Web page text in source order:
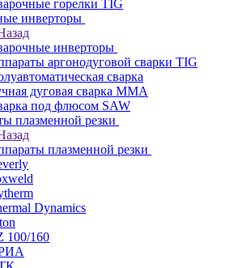
горелки TIG
инверторы
инверторы
аргонодуговой сварки TIG
сварка
дуговая сварка MMA
под флюсом SAW
плазменной резки
плазменной резки
Dynamics
100/160